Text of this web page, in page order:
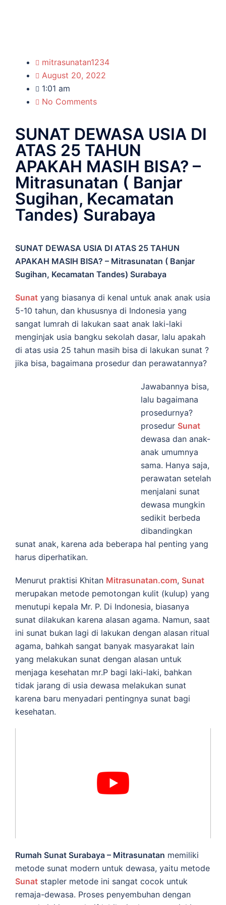
mitrasunatan1234
August 20, 2022
1:01 am
No Comments
SUNAT DEWASA USIA DI
ATAS 25 TAHUN
APAKAH MASIH BISA? –
Mitrasunatan ( Banjar
Sugihan, Kecamatan
Tandes) Surabaya
SUNAT DEWASA USIA DI ATAS 25 TAHUN
APAKAH MASIH BISA? – Mitrasunatan ( Banjar
Sugihan, Kecamatan Tandes) Surabaya
Sunat yang biasanya di kenal untuk anak anak usia
5-10 tahun, dan khususnya di Indonesia yang
sangat lumrah di lakukan saat anak laki-laki
menginjak usia bangku sekolah dasar, lalu apakah
di atas usia 25 tahun masih bisa di lakukan sunat ?
jika bisa, bagaimana prosedur dan perawatannya?
Jawabannya bisa,
lalu bagaimana
prosedurnya?
prosedur Sunat
dewasa dan anak-
anak umumnya
sama. Hanya saja,
perawatan setelah
menjalani sunat
dewasa mungkin
sedikit berbeda
dibandingkan
sunat anak, karena ada beberapa hal penting yang
harus diperhatikan.
Menurut praktisi Khitan Mitrasunatan.com, Sunat
merupakan metode pemotongan kulit (kulup) yang
menutupi kepala Mr. P. Di Indonesia, biasanya
sunat dilakukan karena alasan agama. Namun, saat
ini sunat bukan lagi di lakukan dengan alasan ritual
agama, bahkah sangat banyak masyarakat lain
yang melakukan sunat dengan alasan untuk
menjaga kesehatan mr.P bagi laki-laki, bahkan
tidak jarang di usia dewasa melakukan sunat
karena baru menyadari pentingnya sunat bagi
kesehatan.
Rumah Sunat Surabaya – Mitrasunatan memiliki
metode sunat modern untuk dewasa, yaitu metode
Sunat stapler metode ini sangat cocok untuk
remaja-dewasa. Proses penyembuhan dengan